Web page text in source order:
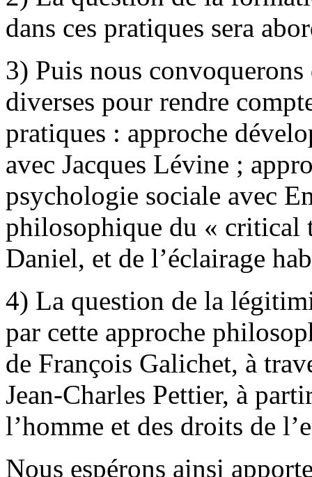
dans ces pratiques sera
3) Puis nous
diverses pour rendre
pratiques : approche
avec Jacques Lévine ;
psychologie sociale avec
philosophique du « critical
Daniel, et de l’éclairage
4) La question de la
par cette approche
de François Galichet, à
Jean-Charles Pettier, à
l’homme et des droits de
Nous espérons ainsi